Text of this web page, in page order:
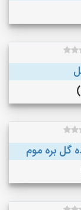
گل بره موم